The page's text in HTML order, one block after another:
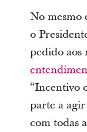
No mesmo
o
pedido aos
“Incentivo
parte a
com todas